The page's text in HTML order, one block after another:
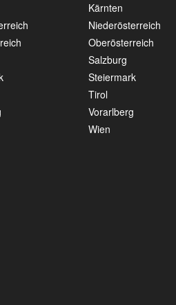
Kärnten
Niederösterreich
Oberösterreich
Salzburg
Steiermark
Tirol
Vorarlberg
Wien